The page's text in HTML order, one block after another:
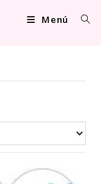
Menú